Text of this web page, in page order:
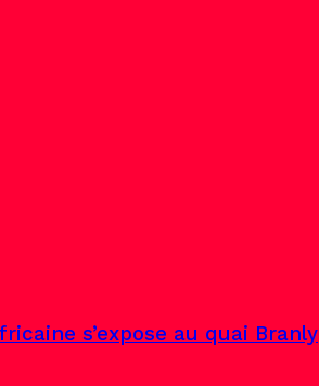
s’expose au quai Branly